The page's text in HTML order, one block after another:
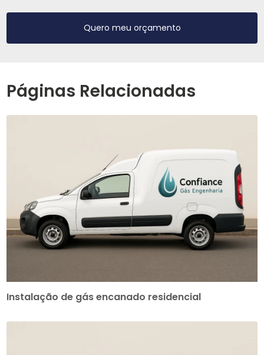
Quero meu orçamento
Páginas Relacionadas
Instalação de gás encanado residencial